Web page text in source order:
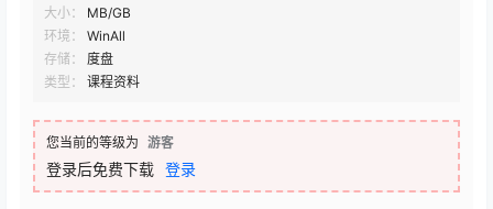
大小：
MB/GB
环境：
WinAll
存储：
度盘
类型：
课程资料
您当前的等级为 游客
登录后免费下载 登录